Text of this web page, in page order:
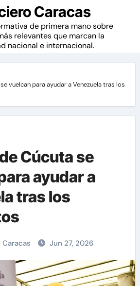
Caracas
de primera mano sobre
relevantes que marcan la
nacional e internacional.
vuelcan para ayudar a Venezuela tras los
Cúcuta se
ayudar a
tras los
Jun 27, 2026